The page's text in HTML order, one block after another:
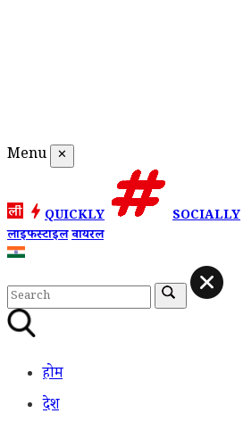
Menu ✕
QUICKLY SOCIALLY
लाइफस्टाइलवायरल
होम
देश